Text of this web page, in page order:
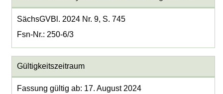
SächsGVBl. 2024 Nr. 9, S. 745
Fsn-Nr.: 250-6/3
Gültigkeitszeitraum
Fassung gültig ab: 17. August 2024